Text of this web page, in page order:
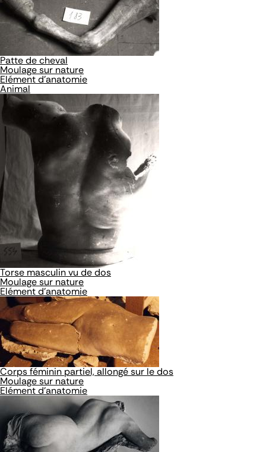
Patte de cheval
Moulage sur nature
Elément d'anatomie
Animal
Torse masculin vu de dos
Moulage sur nature
Elément d'anatomie
Corps féminin partiel, allongé sur le dos
Moulage sur nature
Elément d'anatomie